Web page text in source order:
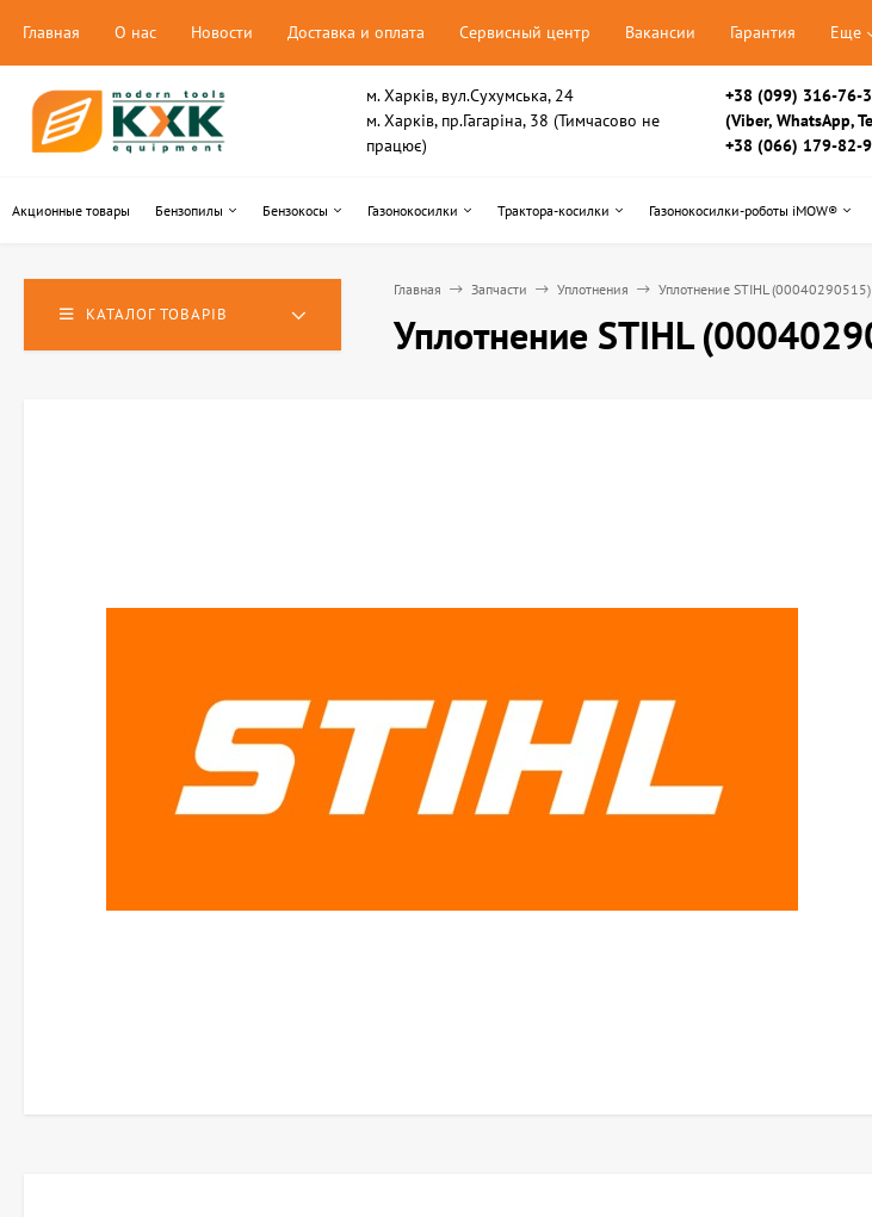
Главная О нас Новости Доставка и оплата Сервисный центр Вакансии Гарантия Еще
м. Харків, вул.Сухумська, 24
м. Харків, пр.Гагаріна, 38 (Тимчасово не
працює)
+38 (099) 316-76-
(Viber, WhatsApp,
+38 (066) 179-82-
Акционные товары Бензопилы Бензокосы Газонокосилки Трактора-косилки Газонокосилки-роботы iMOW®
КАТАЛОГ ТОВАРІВ
Главная Запчасти Уплотнения Уплотнение STIHL (00040290515)
Уплотнение STIHL